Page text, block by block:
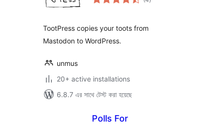
ratings
TootPress copies your toots from
Mastodon to WordPress.
unmus
20+ active installations
6.8.7 এর সাথে টেস্ট করা হয়েছে
Polls For